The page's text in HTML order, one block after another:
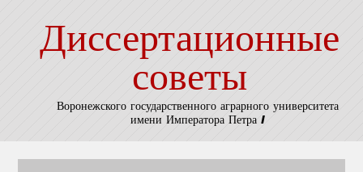
Диссертационные
советы
Воронежского государственного аграрного университета
имени Императора Петра I